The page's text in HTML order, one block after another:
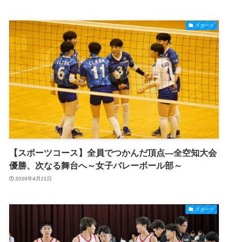
スポーツ
【スポーツコース】全員でつかんだ頂点―全空知大会
優勝、次なる舞台へ～女子バレーボール部～
2026年4月21日
スポーツ